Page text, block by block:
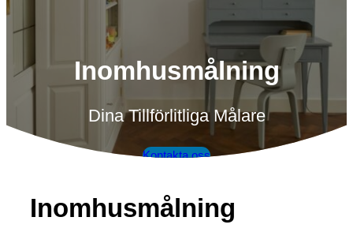
Inomhusmålning
Dina Tillförlitliga Målare
Kontakta oss
Inomhusmålning